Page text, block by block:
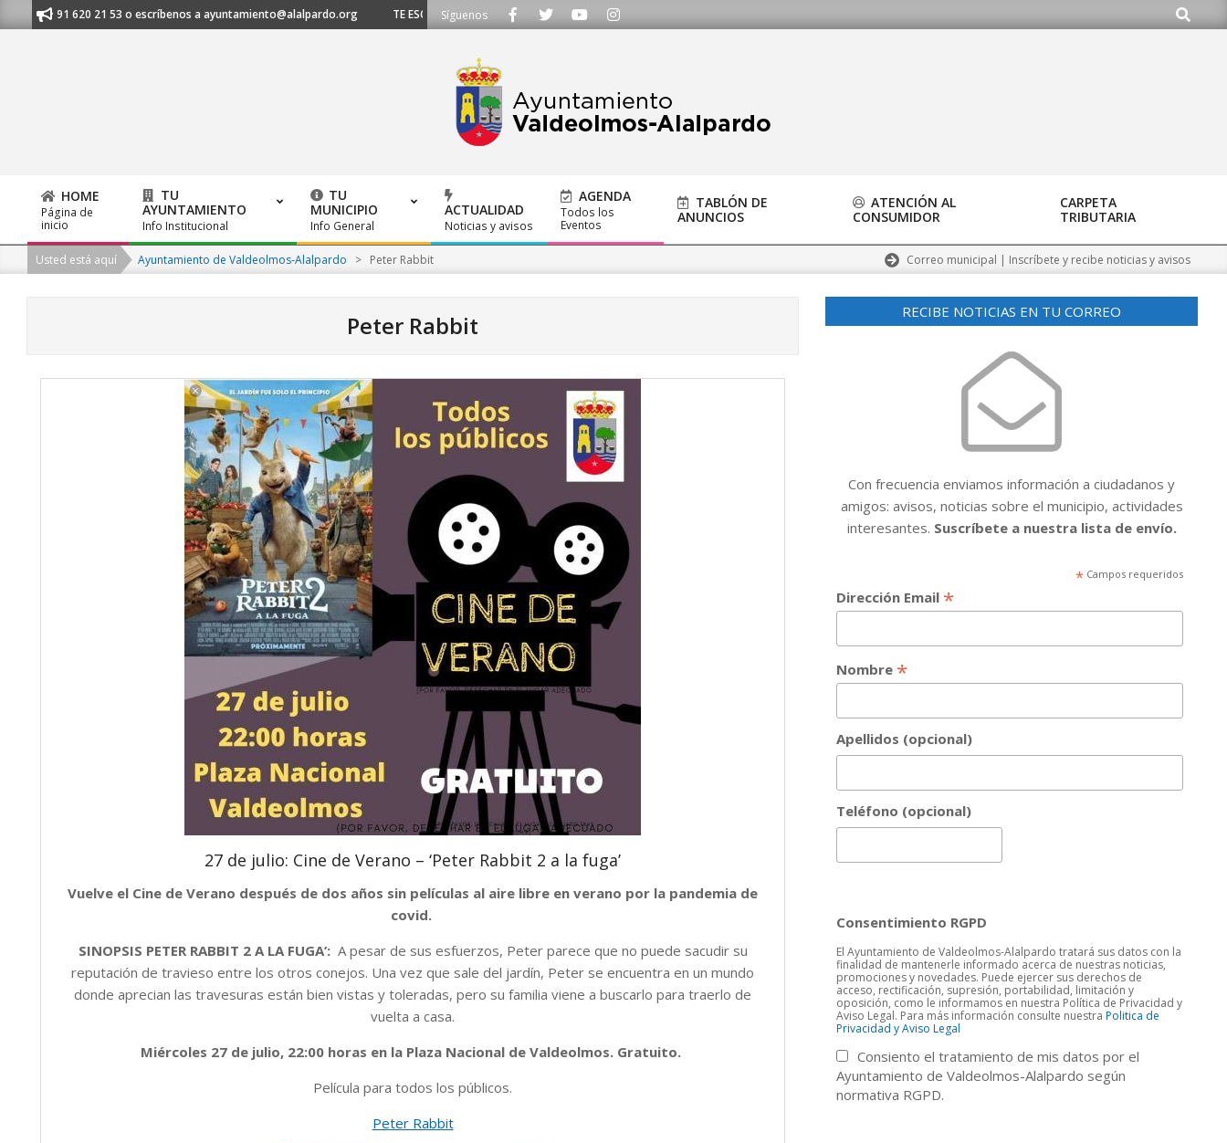
to
al 91 620 21 53 o escríbenos a ayuntamiento@alalpardo.org TE ESCUCHAMOS - Llámanos al 91 620 21 53 o escríbenos a ayuntamiento@alalpardo.org
Síguenos Buscar
Primary
Navigation
Menu
HOME
Página de
inicio
TU
AYUNTAMIENTO
Info Institucional
TU
MUNICIPIO
Info General
ACTUALIDAD
Noticias y avisos
AGENDA
Todos los
Eventos
TABLÓN DE
ANUNCIOS
ATENCIÓN AL
CONSUMIDOR
CARPETA
TRIBUTARIA
Usted está aquí Ayuntamiento de Valdeolmos-Alalpardo > Peter Rabbit Correo municipal | Inscríbete y recibe noticias y avisos
Peter Rabbit
27 de julio: Cine de Verano – ‘Peter Rabbit 2 a la fuga’
Vuelve el Cine de Verano después de dos años sin películas al aire libre en verano por la pandemia de
covid.
SINOPSIS PETER RABBIT 2 A LA FUGA’: A pesar de sus esfuerzos, Peter parece que no puede sacudir su
reputación de travieso entre los otros conejos. Una vez que sale del jardín, Peter se encuentra en un mundo
donde aprecian las travesuras están bien vistas y toleradas, pero su familia viene a buscarlo para traerlo de
vuelta a casa.
Miércoles 27 de julio, 22:00 horas en la Plaza Nacional de Valdeolmos. Gratuito.
Película para todos los públicos.
Peter Rabbit
RECIBE NOTICIAS EN TU CORREO
Con frecuencia enviamos información a ciudadanos y
amigos: avisos, noticias sobre el municipio, actividades
interesantes. Suscríbete a nuestra lista de envío.
* Campos requeridos
Dirección Email *
Nombre *
Apellidos (opcional)
Teléfono (opcional)
Consentimiento RGPD
El Ayuntamiento de Valdeolmos-Alalpardo tratará sus datos con la
finalidad de mantenerle informado acerca de nuestras noticias,
promociones y novedades. Puede ejercer sus derechos de
acceso, rectificación, supresión, portabilidad, limitación y
oposición, como le informamos en nuestra Política de Privacidad y
Aviso Legal. Para más información consulte nuestraPolitica de
Privacidad y Aviso Legal
Consiento el tratamiento de mis datos por el
Ayuntamiento de Valdeolmos-Alalpardo según
normativa RGPD.